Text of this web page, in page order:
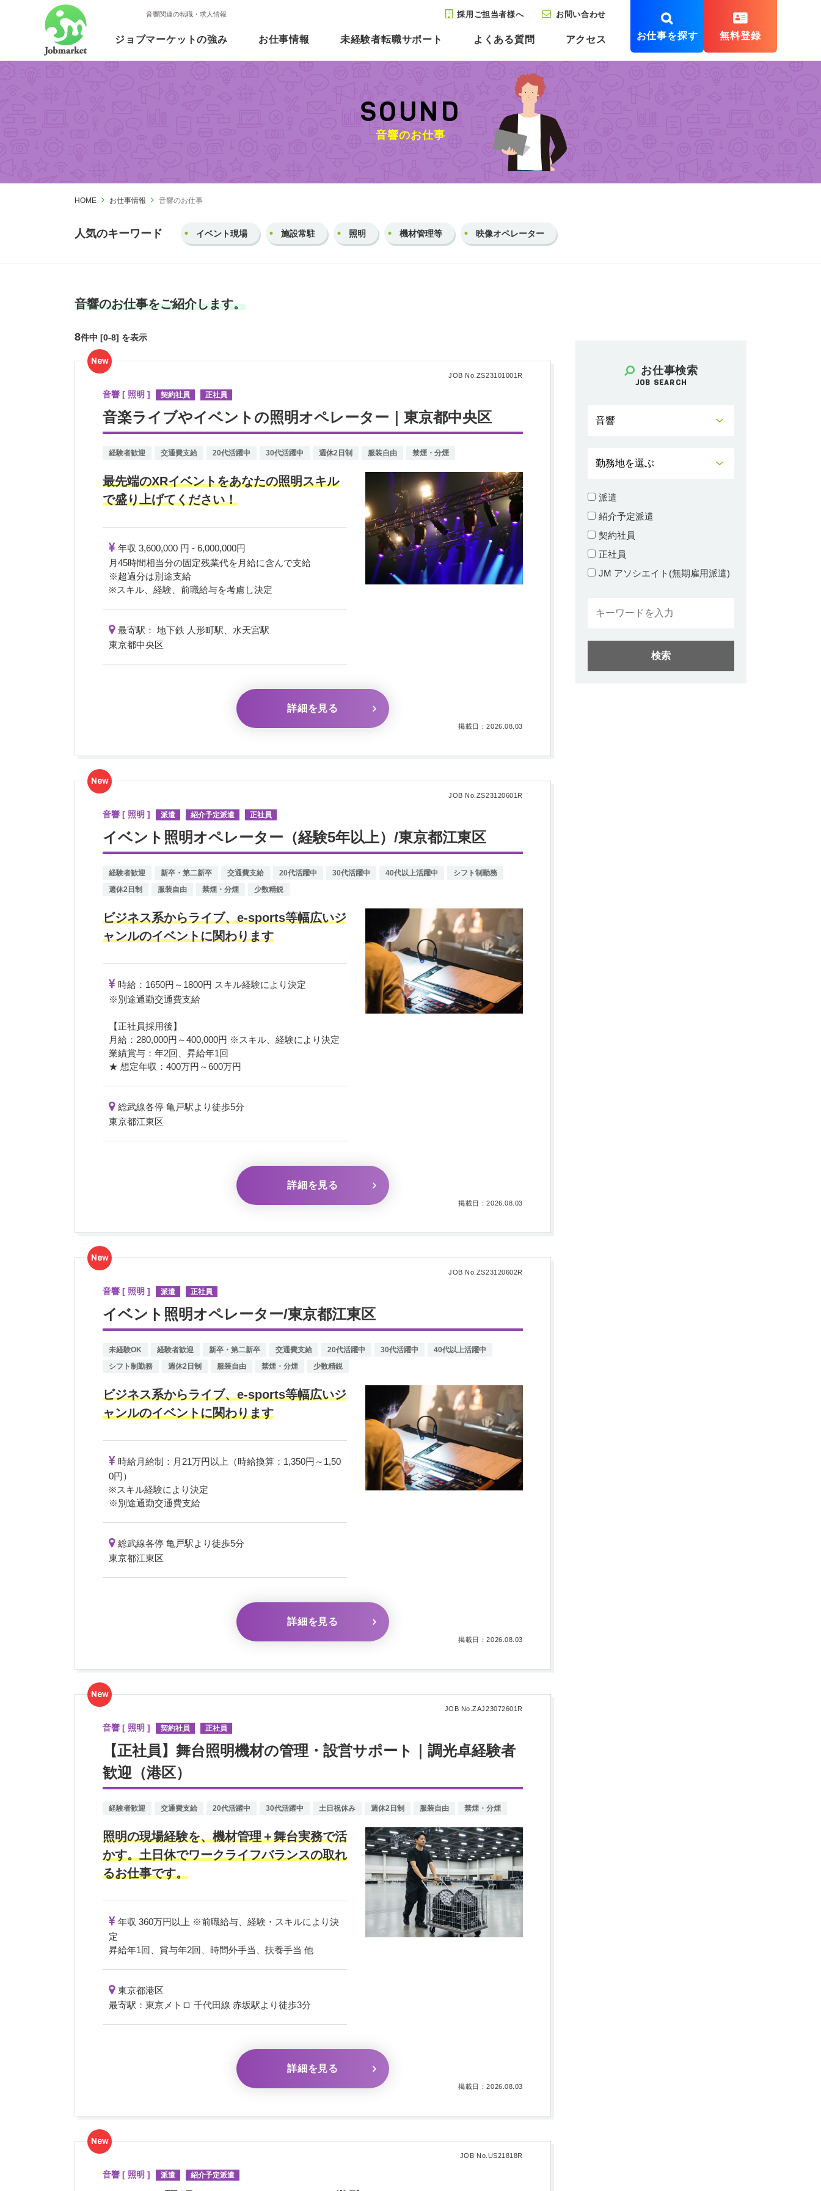
音響関連の転職・求人情報
ジョブマーケットの強み お仕事情報 未経験者転職サポート よくある質問 アクセス
採用ご担当者様へ お問い合わせ
お仕事を探す 無料登録
SOUND
音響のお仕事
HOME お仕事情報 音響のお仕事
人気のキーワード イベント現場 施設常駐 照明 機材管理等 映像オペレーター
音響のお仕事をご紹介します。
お仕事検索
JOB SEARCH
派遣
紹介予定派遣
契約社員
正社員
JM アソシエイト(無期雇用派遣)
8件中 [0-8] を表示
JOB No.ZS23101001R
音響 [ 照明 ] 契約社員 正社員
音楽ライブやイベントの照明オペレーター｜東京都中央区
経験者歓迎 交通費支給 20代活躍中 30代活躍中 週休2日制 服装自由 禁煙・分煙
最先端のXRイベントをあなたの照明スキル
で盛り上げてください！
年収 3,600,000 円 - 6,000,000円
月45時間相当分の固定残業代を月給に含んで支給
※超過分は別途支給
※スキル、経験、前職給与を考慮し決定
最寄駅： 地下鉄 人形町駅、水天宮駅
東京都中央区
詳細を見る
掲載日：2026.08.03
New
JOB No.ZS23120601R
音響 [ 照明 ] 派遣 紹介予定派遣 正社員
イベント照明オペレーター（経験5年以上）/東京都江東区
経験者歓迎 新卒・第二新卒 交通費支給 20代活躍中 30代活躍中 40代以上活躍中
シフト制勤務
週休2日制
服装自由 禁煙・分煙 少数精鋭
ビジネス系からライブ、e-sports等幅広いジ
ャンルのイベントに関わります
時給：1650円～1800円 スキル経験により決定
※別途通勤交通費支給
【正社員採用後】
月給：280,000円～400,000円 ※スキル、経験により決定
業績賞与：年2回、昇給年1回
★ 想定年収：400万円～600万円
総武線各停 亀戸駅より徒歩5分
東京都江東区
詳細を見る
掲載日：2026.08.03
New
JOB No.ZS23120602R
音響 [ 照明 ] 派遣 正社員
イベント照明オペレーター/東京都江東区
未経験OK 経験者歓迎 新卒・第二新卒 交通費支給 20代活躍中 30代活躍中
40代以上活躍中
シフト制勤務
週休2日制 服装自由 禁煙・分煙 少数精鋭
ビジネス系からライブ、e-sports等幅広いジ
ャンルのイベントに関わります
時給月給制：月21万円以上（時給換算：1,350円～1,50
0円）
※スキル経験により決定
※別途通勤交通費支給
総武線各停 亀戸駅より徒歩5分
東京都江東区
詳細を見る
掲載日：2026.08.03
New
JOB No.ZAJ23072601R
音響 [ 照明 ] 契約社員 正社員
【正社員】舞台照明機材の管理・設営サポート｜調光卓経験者
歓迎（港区）
経験者歓迎 交通費支給 20代活躍中 30代活躍中 土日祝休み 週休2日制 服装自由 禁煙・分煙
照明の現場経験を、機材管理＋舞台実務で活
かす。土日休でワークライフバランスの取れ
るお仕事です。
年収 360万円以上 ※前職給与、経験・スキルにより決
定
昇給年1回、賞与年2回、時間外手当、扶養手当 他
東京都港区
最寄駅：東京メトロ 千代田線 赤坂駅より徒歩3分
詳細を見る
掲載日：2026.08.03
New
JOB No.US21818R
音響 [ 照明 ] 派遣 紹介予定派遣
New